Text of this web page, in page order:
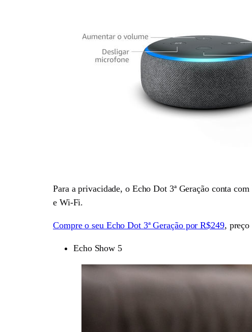
Para a privacidade, o Echo Dot 3ª Geração conta
e Wi-Fi.
Compre o seu Echo Dot 3ª Geração por R$249, preço
Echo Show 5